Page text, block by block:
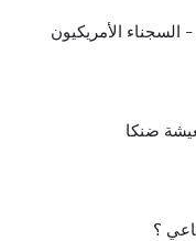
الأمريكيون
؟